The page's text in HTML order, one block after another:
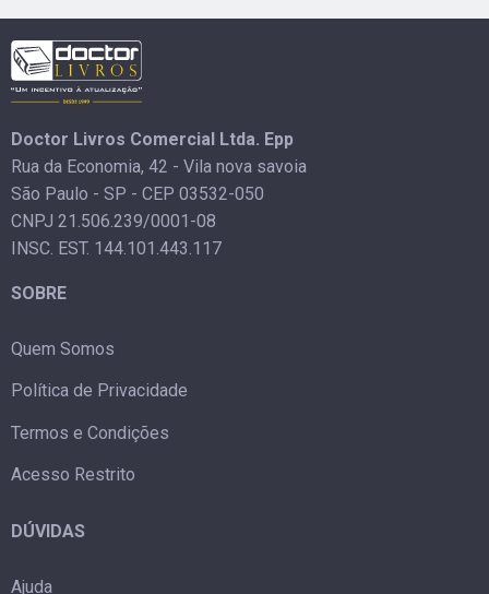
Doctor Livros Comercial Ltda. Epp
Rua da Economia, 42 - Vila nova savoia
São Paulo - SP - CEP 03532-050
CNPJ 21.506.239/0001-08
INSC. EST. 144.101.443.117
SOBRE
Quem Somos
Política de Privacidade
Termos e Condições
Acesso Restrito
DÚVIDAS
Ajuda